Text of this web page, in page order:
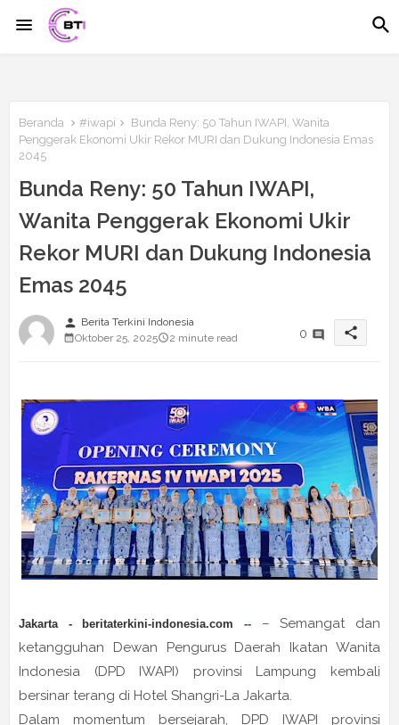
Beranda #iwapi
Bunda Reny: 50 Tahun IWAPI, Wanita
Penggerak Ekonomi Ukir Rekor MURI dan Dukung Indonesia Emas
2045
Bunda Reny: 50 Tahun IWAPI,
Wanita Penggerak Ekonomi Ukir
Rekor MURI dan Dukung Indonesia
Emas 2045
person Berita Terkini Indonesia
Oktober 25, 2025
2 minute read 0 share
Jakarta - beritaterkini-indonesia.com --
– Semangat dan
ketangguhan Dewan Pengurus Daerah Ikatan Wanita
Indonesia (DPD IWAPI) provinsi Lampung kembali
bersinar terang di Hotel Shangri-La Jakarta.
Dalam momentum bersejarah, DPD IWAPI provinsi